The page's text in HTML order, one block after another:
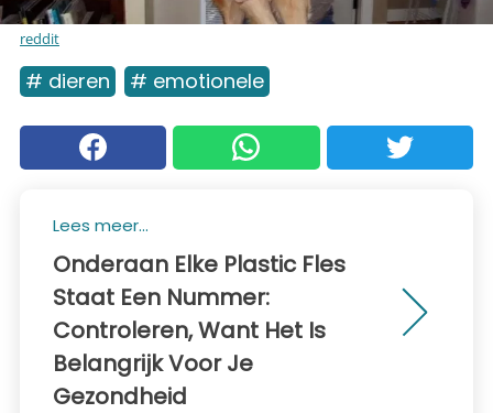
reddit
# dieren # emotionele
Lees meer...
Onderaan Elke Plastic Fles
Staat Een Nummer:
Controleren, Want Het Is
Belangrijk Voor Je
Gezondheid